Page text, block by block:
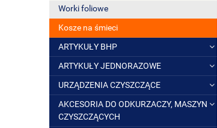
Worki foliowe
Kosze na śmieci
ARTYKUŁY BHP
ARTYKUŁY JEDNORAZOWE
URZĄDZENIA CZYSZCZĄCE
AKCESORIA DO ODKURZACZY, MASZYN
CZYSZCZĄCYCH